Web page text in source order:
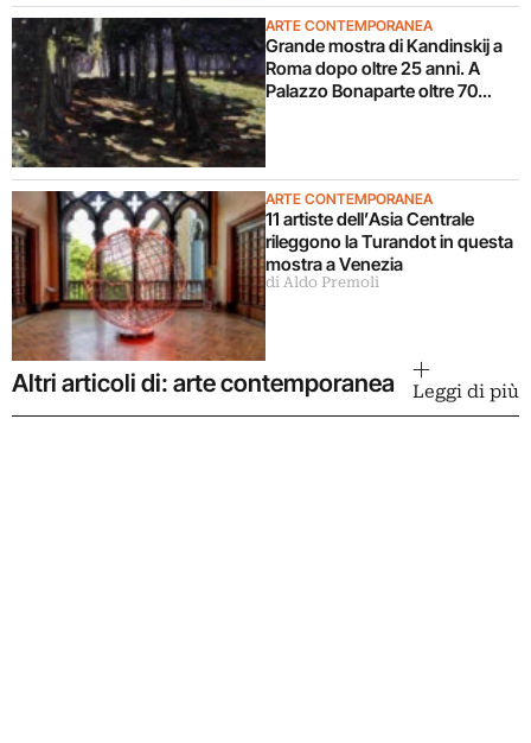
ARTE CONTEMPORANEA
Grande mostra di Kandinskij a
Roma dopo oltre 25 anni. A
Palazzo Bonaparte oltre 70
ARTE CONTEMPORANEA
11 artiste dell’Asia Centrale
rileggono la Turandot in questa
mostra a Venezia
di Aldo Premoli
Altri articoli di: arte contemporanea Leggi di più